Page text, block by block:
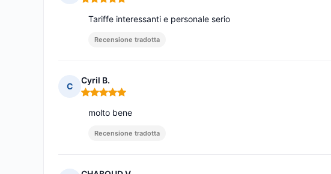
Nota: 5 su 5
Tariffe interessanti e personale serio
Recensione tradotta
C
Cyril B.
Nota: 5 su 5
molto bene
Recensione tradotta